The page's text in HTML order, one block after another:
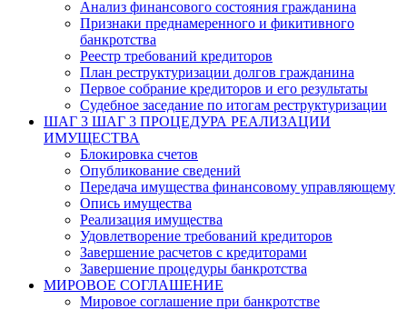
Анализ финансового состояния гражданина
Признаки преднамеренного и фикитивного
банкротства
Реестр требований кредиторов
План реструктуризации долгов гражданина
Первое собрание кредиторов и его результаты
Судебное заседание по итогам реструктуризации
ШАГ 3 ШАГ 3 ПРОЦЕДУРА РЕАЛИЗАЦИИ
ИМУЩЕСТВА
Блокировка счетов
Опубликование сведений
Передача имущества финансовому управляющему
Опись имущества
Реализация имущества
Удовлетворение требований кредиторов
Завершение расчетов с кредиторами
Завершение процедуры банкротства
МИРОВОЕ СОГЛАШЕНИЕ
Мировое соглашение при банкротстве